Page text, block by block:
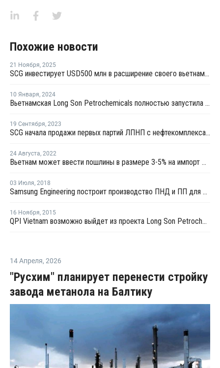
Похожие новости
21 Ноября, 2025
SCG инвестирует USD500 млн в расширение своего вьетнамского НХК
10 Января, 2024
Вьетнамская Long Son Petrochemicals полностью запустила производственный комплекс
19 Сентября, 2023
SCG начала продажи первых партий ЛПНП с нефтекомплекса LSP
24 Августа, 2022
Вьетнам может ввести пошлины в размере 3-5% на импорт ПЭ
03 Июля, 2018
Samsung Engineering построит производство ПНД и ПП для вьетнамской Long Son Petchem
16 Ноября, 2015
QPI Vietnam возможно выйдет из проекта Long Son Petrochemical во Вьетнаме
14 Апреля, 2026
"Русхим" планирует перенести стройку
завода метанола на Балтику